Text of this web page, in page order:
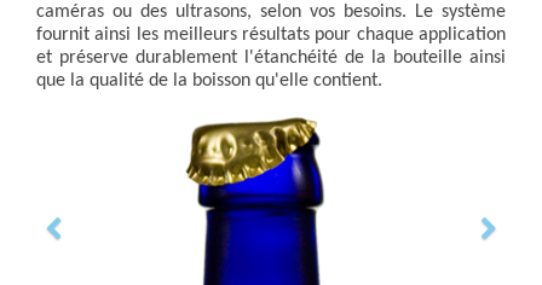
caméras ou des ultrasons, selon vos besoins. Le système
fournit ainsi les meilleurs résultats pour chaque application
et préserve durablement l'étanchéité de la bouteille ainsi
que la qualité de la boisson qu'elle contient.